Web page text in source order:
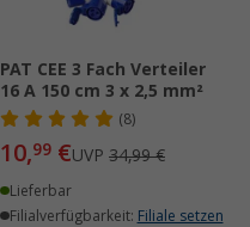
PAT CEE 3 Fach Verteiler
16 A 150 cm 3 x 2,5 mm²
(8)
10,99 €UVP 34,99 €
Lieferbar
Filialverfügbarkeit: Filiale setzen